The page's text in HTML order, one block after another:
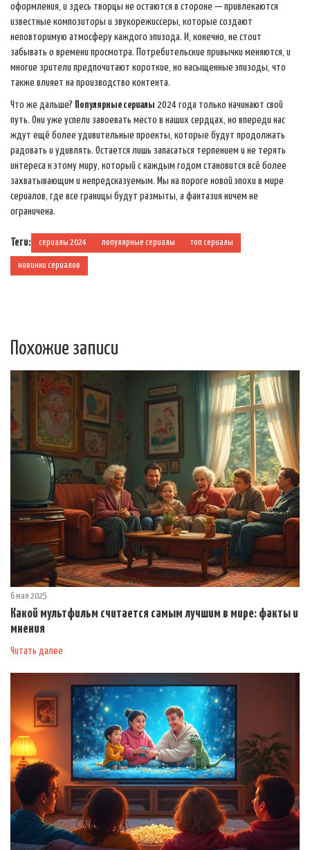
оформления, и здесь творцы не остаются в стороне — привлекаются
известные композиторы и звукорежиссеры, которые создают
неповторимую атмосферу каждого эпизода. И, конечно, не стоит
забывать о времени просмотра. Потребительские привычки меняются, и
многие зрители предпочитают короткие, но насыщенные эпизоды, что
также влияет на производство контента.
Что же дальше? Популярные сериалы 2024 года только начинают свой
путь. Они уже успели завоевать место в наших сердцах, но впереди нас
ждут ещё более удивительные проекты, которые будут продолжать
радовать и удивлять. Остается лишь запасаться терпением и не терять
интереса к этому миру, который с каждым годом становится всё более
захватывающим и непредсказуемым. Мы на пороге новой эпохи в мире
сериалов, где все границы будут размыты, а фантазия ничем не
ограничена.
Теги: сериалы 2024 популярные сериалы топ сериалы
новинки сериалов
Похожие записи
6 мая 2025
Какой мультфильм считается самым лучшим в мире: факты и
мнения
Читать далее